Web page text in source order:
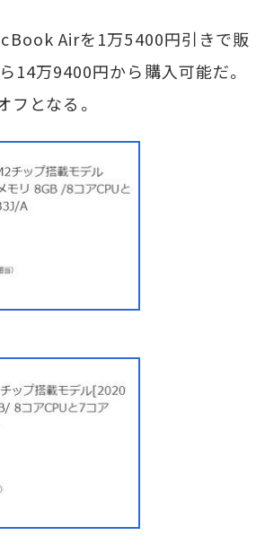
Airを1万5400円引きで販
14万9400円から購入可能だ。
となる。